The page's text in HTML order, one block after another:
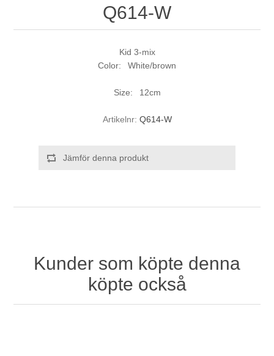
Q614-W
Kid 3-mix
Color: White/brown
Size: 12cm
Artikelnr: Q614-W
Jämför denna produkt
Kunder som köpte denna
köpte också